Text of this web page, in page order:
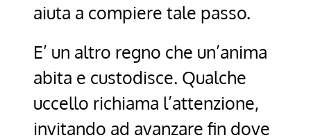
aiuta a compiere tale passo.
E’ un altro regno che un’anima
abita e custodisce. Qualche
uccello richiama l’attenzione,
invitando ad avanzare fin dove